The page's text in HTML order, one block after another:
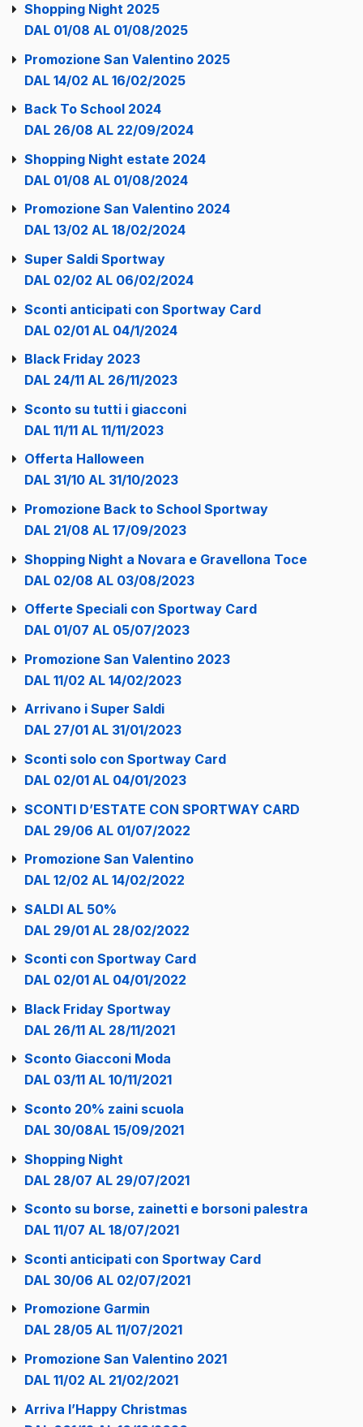
Shopping Night 2025
DAL 01/08 AL 01/08/2025
Promozione San Valentino 2025
DAL 14/02 AL 16/02/2025
Back To School 2024
DAL 26/08 AL 22/09/2024
Shopping Night estate 2024
DAL 01/08 AL 01/08/2024
Promozione San Valentino 2024
DAL 13/02 AL 18/02/2024
Super Saldi Sportway
DAL 02/02 AL 06/02/2024
Sconti anticipati con Sportway Card
DAL 02/01 AL 04/1/2024
Black Friday 2023
DAL 24/11 AL 26/11/2023
Sconto su tutti i giacconi
DAL 11/11 AL 11/11/2023
Offerta Halloween
DAL 31/10 AL 31/10/2023
Promozione Back to School Sportway
DAL 21/08 AL 17/09/2023
Shopping Night a Novara e Gravellona Toce
DAL 02/08 AL 03/08/2023
Offerte Speciali con Sportway Card
DAL 01/07 AL 05/07/2023
Promozione San Valentino 2023
DAL 11/02 AL 14/02/2023
Arrivano i Super Saldi
DAL 27/01 AL 31/01/2023
Sconti solo con Sportway Card
DAL 02/01 AL 04/01/2023
SCONTI D’ESTATE CON SPORTWAY CARD
DAL 29/06 AL 01/07/2022
Promozione San Valentino
DAL 12/02 AL 14/02/2022
SALDI AL 50%
DAL 29/01 AL 28/02/2022
Sconti con Sportway Card
DAL 02/01 AL 04/01/2022
Black Friday Sportway
DAL 26/11 AL 28/11/2021
Sconto Giacconi Moda
DAL 03/11 AL 10/11/2021
Sconto 20% zaini scuola
DAL 30/08AL 15/09/2021
Shopping Night
DAL 28/07 AL 29/07/2021
Sconto su borse, zainetti e borsoni palestra
DAL 11/07 AL 18/07/2021
Sconti anticipati con Sportway Card
DAL 30/06 AL 02/07/2021
Promozione Garmin
DAL 28/05 AL 11/07/2021
Promozione San Valentino 2021
DAL 11/02 AL 21/02/2021
Arriva l’Happy Christmas